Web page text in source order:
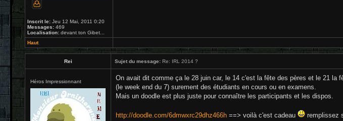
Inscrit le: Jeu 12 Mai, 2011 0:20
Messages: 469
Localisation: devant ton Gibet...
Haut
Rei Sujet du message: Re: IRL 2014 ?
Héros Impressionnant
On avait dit comme ça le 28 juin car, le 14 c'est la fête des pères et le 21
(le week end du 7) surement des étudiants en cours ou en examens.
Mais un doodle est plus juste pour connaître les participants et les dispos.
http://doodle.com/6dmwxrc29dhz466h ==> voilà c'est cadeau remplissez